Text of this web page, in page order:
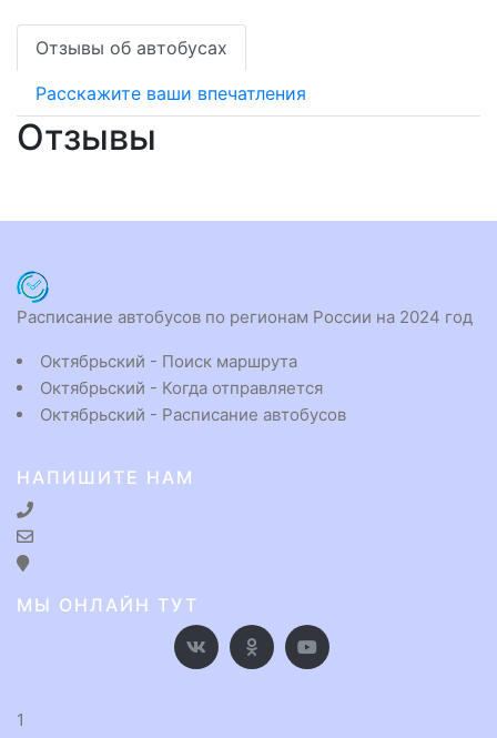
Отзывы об автобусах
Расскажите ваши впечатления
Отзывы
Расписание автобусов по регионам России на 2024 год
Октябрьский - Поиск маршрута
Октябрьский - Когда отправляется
Октябрьский - Расписание автобусов
НАПИШИТЕ НАМ
МЫ ОНЛАЙН ТУТ
1